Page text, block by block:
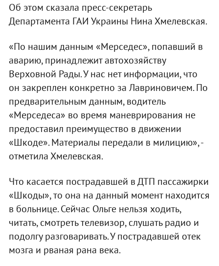
Об этом сказала пресс-секретарь
Департамента ГАИ Украины Нина Хмелевская.
«По нашим данным «Мерседес», попавший в
аварию, принадлежит автохозяйству
Верховной Рады. У нас нет информации, что
он закреплен конкретно за Лавриновичем. По
предварительным данным, водитель
«Мерседеса» во время маневрирования не
предоставил преимущество в движении
«Шкоде». Материалы передали в милицию», -
отметила Хмелевская.
Что касается пострадавшей в ДТП пассажирки
«Шкоды», то она на данный момент находится
в больнице. Сейчас Ольге нельзя ходить,
читать, смотреть телевизор, слушать радио и
подолгу разговаривать. У пострадавшей отек
мозга и рваная рана века.